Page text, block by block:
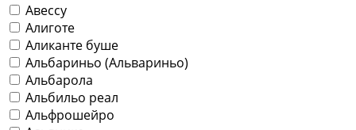
Авессу
Алиготе
Аликанте буше
Альбариньо (Альвариньо)
Альбарола
Альбильо реал
Альфрошейро